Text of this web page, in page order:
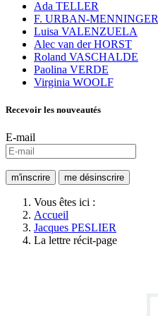
Ada TELLER
F. URBAN-MENNINGER
Luisa VALENZUELA
Alec van der HORST
Roland VASCHALDE
Paolina VERDE
Virginia WOOLF
Recevoir les nouveautés
E-mail
Vous êtes ici :
Accueil
Jacques PESLIER
La lettre récit-page